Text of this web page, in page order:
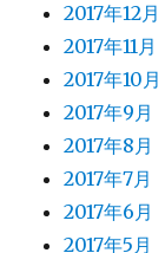
2017年12月
2017年11月
2017年10月
2017年9月
2017年8月
2017年7月
2017年6月
2017年5月